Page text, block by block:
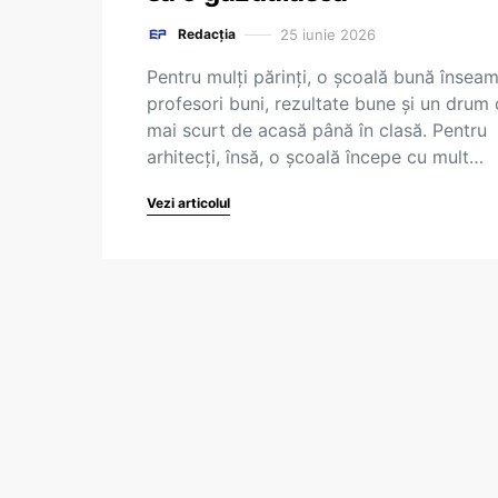
Redacția 25 iunie 2026
Pentru mulți părinți, o școală bună
profesori buni, rezultate bune și un drum
mai scurt de acasă până în clasă. Pentru
arhitecți, însă, o școală începe cu mult…
Vezi articolul